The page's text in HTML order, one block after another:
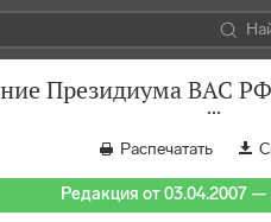
Президиума ВАС
Распечатать
Редакция от 03.04.2007 —